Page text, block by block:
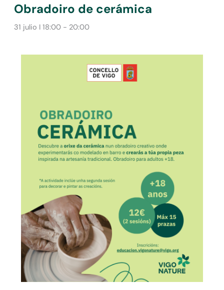
Obradoiro de cerámica
31 julio I 18:00- 20:00